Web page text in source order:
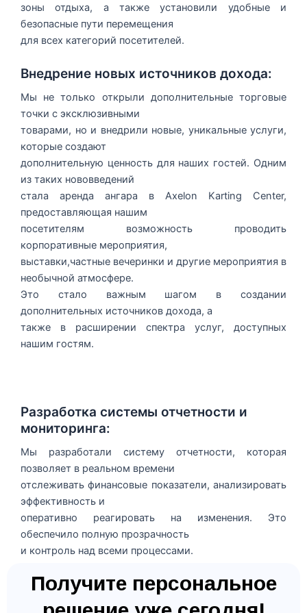
зоны отдыха, а также установили удобные и
безопасные пути перемещения
для всех категорий посетителей.
Внедрение новых источников дохода:
Мы не только открыли дополнительные торговые
точки с эксклюзивными
товарами, но и внедрили новые, уникальные услуги,
которые создают
дополнительную ценность для наших гостей. Одним
из таких нововведений
стала аренда ангара в Axelon Karting Center,
предоставляющая нашим
посетителям возможность проводить
корпоративные мероприятия,
выставки,частные вечеринки и другие мероприятия в
необычной атмосфере.
Это стало важным шагом в создании
дополнительных источников дохода, а
также в расширении спектра услуг, доступных
нашим гостям.
Разработка системы отчетности и
мониторинга:
Мы разработали систему отчетности, которая
позволяет в реальном времени
отслеживать финансовые показатели, анализировать
эффективность и
оперативно реагировать на изменения. Это
обеспечило полную прозрачность
и контроль над всеми процессами.
Получите персональное